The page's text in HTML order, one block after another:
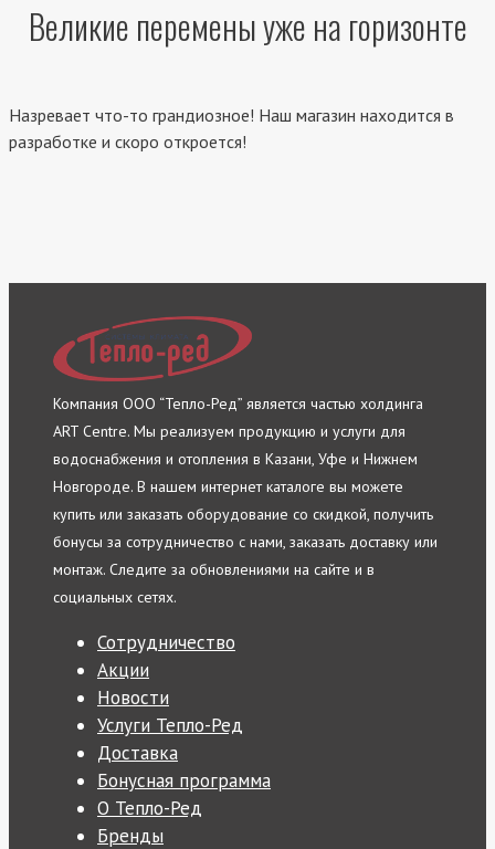
Великие перемены уже на горизонте
Назревает что-то грандиозное! Наш магазин находится в
разработке и скоро откроется!
Компания ООО “Тепло-Ред” является частью холдинга
ART Centre. Мы реализуем продукцию и услуги для
водоснабжения и отопления в Казани, Уфе и Нижнем
Новгороде. В нашем интернет каталоге вы можете
купить или заказать оборудование со скидкой, получить
бонусы за сотрудничество с нами, заказать доставку или
монтаж. Следите за обновлениями на сайте и в
социальных сетях.
Сотрудничество
Акции
Новости
Услуги Тепло-Ред
Доставка
Бонусная программа
О Тепло-Ред
Бренды